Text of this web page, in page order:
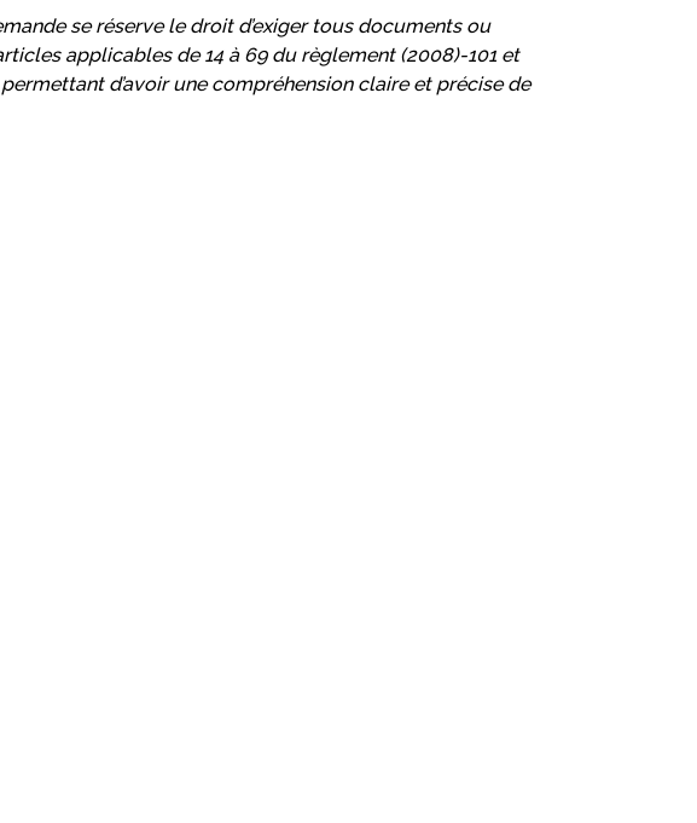
se réserve le droit d’exiger tous documents ou
applicables de 14 à 69 du règlement (2008)-101 et
d’avoir une compréhension claire et précise de